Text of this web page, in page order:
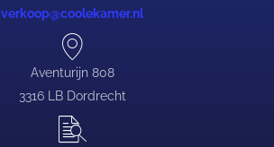
verkoop@coolekamer.nl
Aventurijn 808
3316 LB Dordrecht